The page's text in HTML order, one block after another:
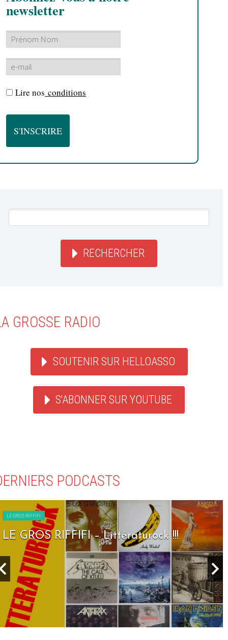
newsletter
Lire nos conditions
RECHERCHER
GROSSE RADIO
SOUTENIR SUR HELLOASSO
S'ABONNER SUR YOUTUBE
PODCASTS
LE GROS RIFFIFI
LE GROS RIFFIFI – Seven Days To Rock !!!